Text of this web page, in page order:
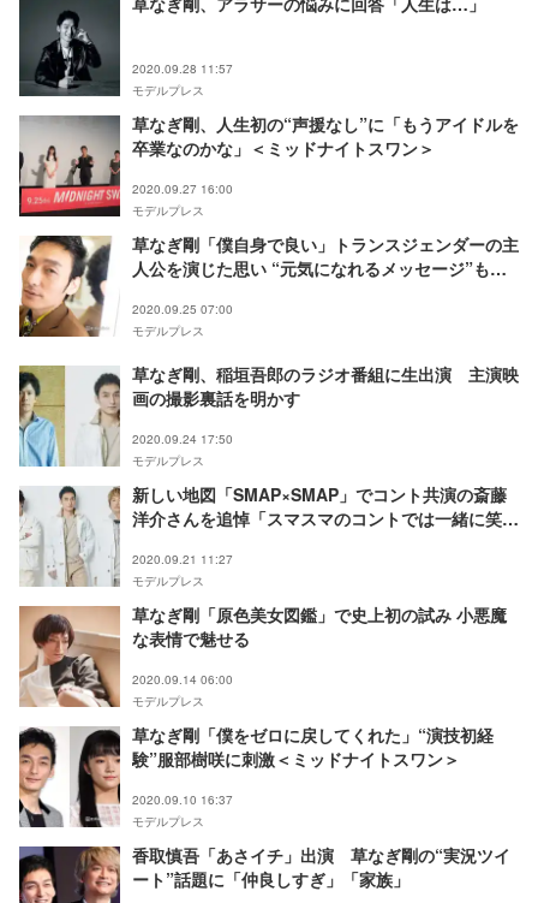
2020.09.28 11:57
モデルプレス
草なぎ剛、人生初の“声援なし”に「もうアイドルを
卒業なのかな」＜ミッドナイトスワン＞
2020.09.27 16:00
モデルプレス
草なぎ剛「僕自身で良い」トランスジェンダーの主
人公を演じた思い “元気になれるメッセージ”も＜
2020.09.25 07:00
モデルプレス
草なぎ剛、稲垣吾郎のラジオ番組に生出演 主演映
画の撮影裏話を明かす
2020.09.24 17:50
モデルプレス
新しい地図「SMAP×SMAP」でコント共演の斎藤
洋介さんを追悼「スマスマのコントでは一緒に笑
2020.09.21 11:27
モデルプレス
草なぎ剛「原色美女図鑑」で史上初の試み 小悪魔
な表情で魅せる
2020.09.14 06:00
モデルプレス
草なぎ剛「僕をゼロに戻してくれた」“演技初経
験”服部樹咲に刺激＜ミッドナイトスワン＞
2020.09.10 16:37
モデルプレス
香取慎吾「あさイチ」出演 草なぎ剛の“実況ツイ
ート”話題に「仲良しすぎ」「家族」